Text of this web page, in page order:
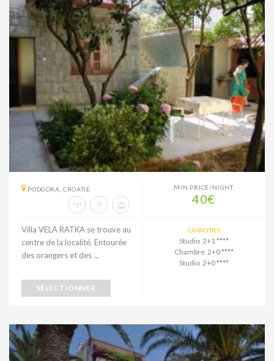
PODGORA, CROATIE MIN PRICE/NIGHT
40€
Villa VELA RATKA se trouve au
centre de la localité. Entourée
des orangers et des ...
SÉLECTIONNER
CAPACITIES
Studio 2+1 ****
Chambre 2+0 ****
Studio 2+0 ****